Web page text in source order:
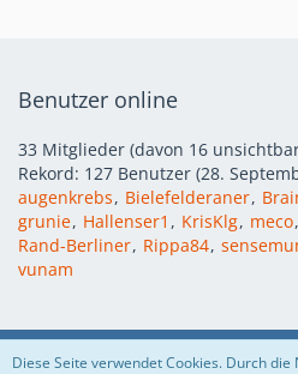
Benutzer online
33 Mitglieder (davon 16
Rekord: 127 Benutzer (28.
augenkrebs
Bielefelderaner
grunie Hallenser1 KrisKlg meco
Rand-Berliner Rippa84
vunam
Regeln Datenschutzerklärung
Diese Seite verwendet Cookies. Durch